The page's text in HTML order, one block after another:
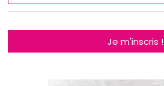
Je m'inscris !